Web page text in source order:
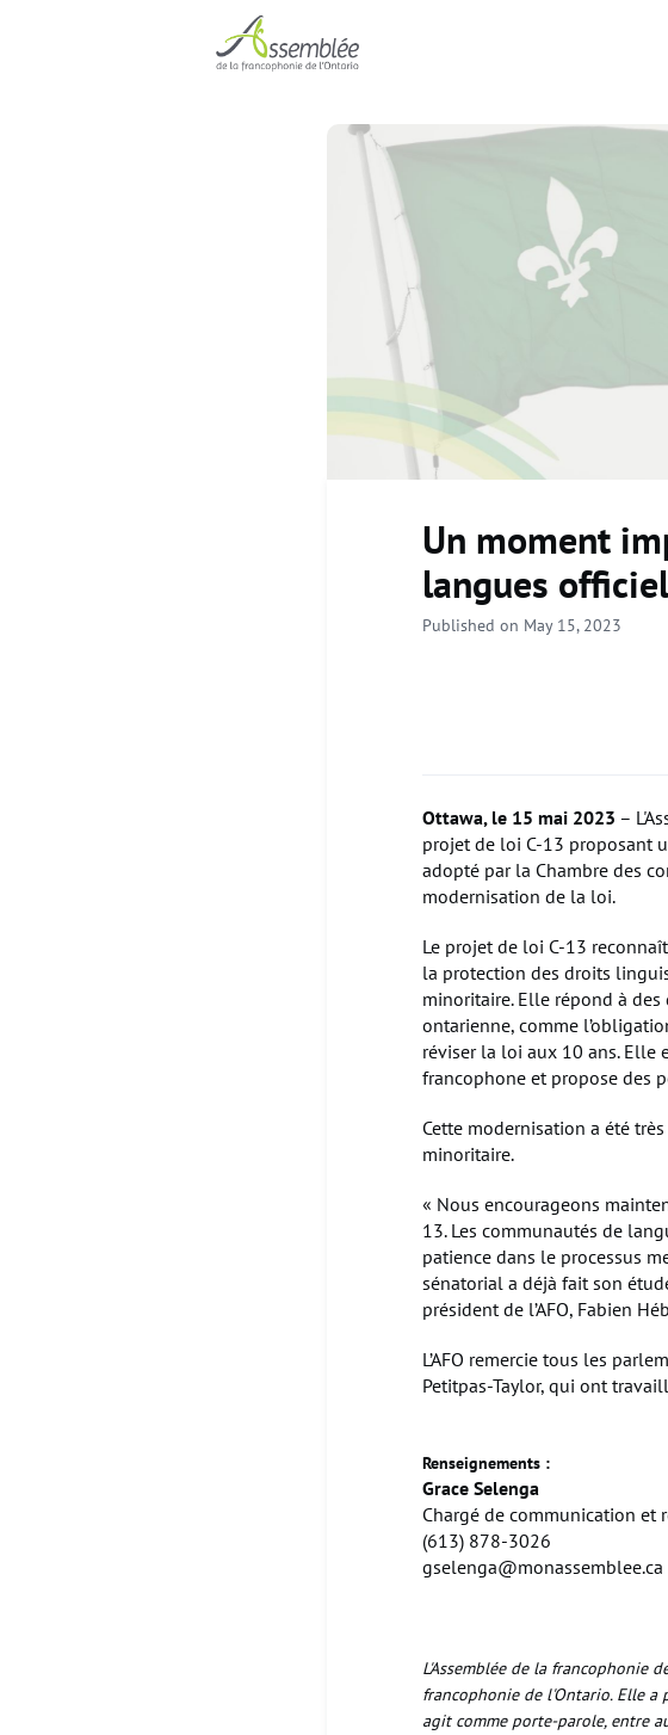
Devenir membre de l'AFO
Un moment
langues
Published on May 15, 2023
Ottawa, le 15 mai 2023 –
projet de loi C-13 proposant
adopté par la Chambre des
modernisation de la loi.
Le projet de loi C-13
la protection des droits
minoritaire. Elle répond à
ontarienne, comme
réviser la loi aux 10 ans. Elle
francophone et propose des
Cette modernisation a été
minoritaire.
« Nous encourageons
13. Les communautés de
patience dans le processus
sénatorial a déjà fait son
président de l’AFO, Fabien
L’AFO remercie tous les
Petitpas-Taylor, qui ont
Renseignements :
Grace Selenga
Chargé de communication et
(613) 878-3026
gselenga@monassemblee.ca
L'Assemblée de la francophonie
francophonie de l'Ontario. Elle
agit comme porte-parole, entre